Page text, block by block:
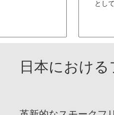
とし
日本におけ